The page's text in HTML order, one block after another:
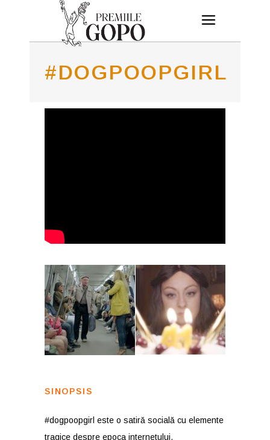
#DOGPOOPGIRL
SINOPSIS
#dogpoopgirl este o satiră socială cu elemente
tragice despre epoca internetului.